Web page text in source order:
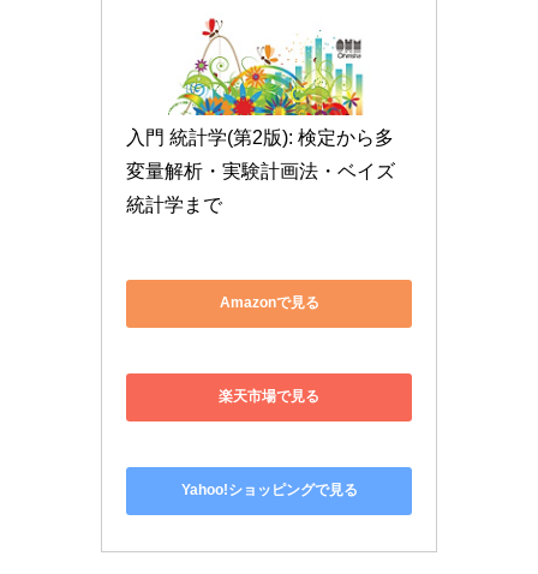
入門 統計学(第2版): 検定から多
変量解析・実験計画法・ベイズ
統計学まで
楽天市場で見る
Yahoo!ショッピングで見る
入門はじめての多変量解析 (石村貞夫、石村光資郎